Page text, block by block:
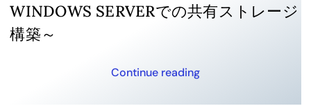
WINDOWS SERVERでの共有ストレージ
構築～
Continue reading